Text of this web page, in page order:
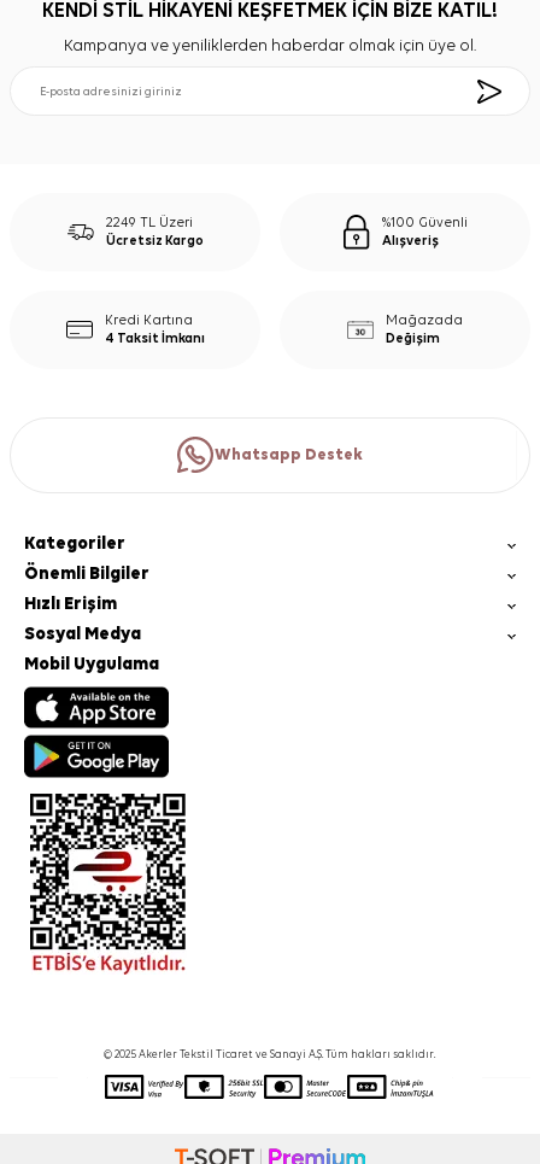
KENDİ STİL HİKAYENİ KEŞFETMEK İÇİN BİZE KATIL!
Kampanya ve yeniliklerden haberdar olmak için üye ol.
2249 TL Üzeri
Ücretsiz Kargo
%100 Güvenli
Alışveriş
Kredi Kartına
4 Taksit İmkanı
Mağazada
Değişim
Whatsapp Destek
Kategoriler
Önemli Bilgiler
Hızlı Erişim
Sosyal Medya
Mobil Uygulama
© 2025 Akerler Tekstil Ticaret ve Sanayi A.Ş. Tüm hakları saklıdır.